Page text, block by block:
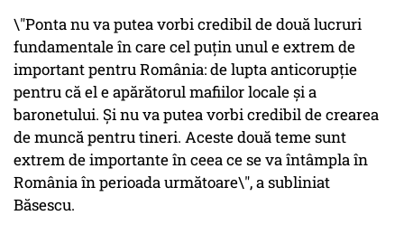
\"Ponta nu va putea vorbi credibil de două lucruri
fundamentale în care cel puțin unul e extrem de
important pentru România: de lupta anticorupție
pentru că el e apărătorul mafiilor locale și a
baronetului. Și nu va putea vorbi credibil de crearea
de muncă pentru tineri. Aceste două teme sunt
extrem de importante în ceea ce se va întâmpla în
România în perioada următoare\", a subliniat
Băsescu.